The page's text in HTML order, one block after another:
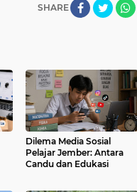
SHARE
Dilema Media Sosial
Pelajar Jember: Antara
Candu dan Edukasi